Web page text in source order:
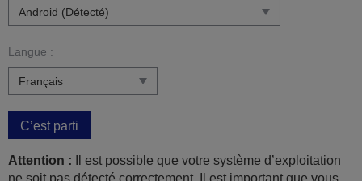
Langue :
C’est parti
Attention : Il est possible que votre système d’exploitation